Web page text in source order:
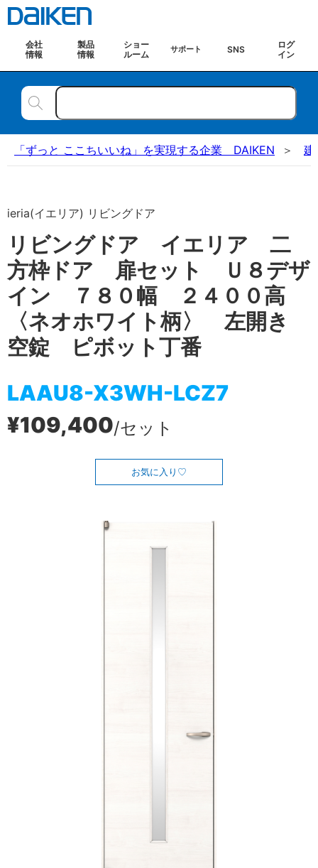
会社
情報
製品
情報
ショー
ルーム
サポート SNS
ログ
イン
「ずっと ここちいいね」を実現する企業 DAIKEN 建
ieria(イエリア) リビングドア
リビングドア イエリア 二
方枠ドア 扉セット Ｕ８デザ
イン ７８０幅 ２４００高
〈ネオホワイト柄〉 左開き
空錠 ピボット丁番
LAAU8-X3WH-LCZ7
¥109,400/セット
お気に入り